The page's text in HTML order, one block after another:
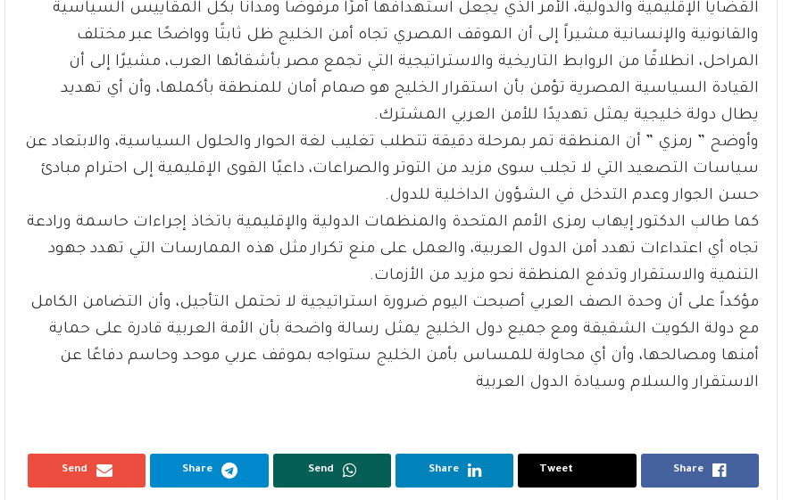
القضايا الإقليمية والدولية، الأمر الذي يجعل استهدافها أمرًا مرفوضًا ومدانًا بكل المقاييس السياسية
والقانونية والإنسانية مشيراً إلى أن الموقف المصري تجاه أمن الخليج ظل ثابتًا وواضحًا عبر مختلف
المراحل، انطلاقًا من الروابط التاريخية والاستراتيجية التي تجمع مصر بأشقائها العرب، مشيرًا إلى أن
القيادة السياسية المصرية تؤمن بأن استقرار الخليج هو صمام أمان للمنطقة بأكملها، وأن أي تهديد
يطال دولة خليجية يمثل تهديدًا للأمن العربي المشترك.
وأوضح ” رمزي ” أن المنطقة تمر بمرحلة دقيقة تتطلب تغليب لغة الحوار والحلول السياسية، والابتعاد عن
سياسات التصعيد التي لا تجلب سوى مزيد من التوتر والصراعات، داعيًا القوى الإقليمية إلى احترام مبادئ
حسن الجوار وعدم التدخل في الشؤون الداخلية للدول.
كما طالب الدكتور إيهاب رمزى الأمم المتحدة والمنظمات الدولية والإقليمية باتخاذ إجراءات حاسمة ورادعة
تجاه أي اعتداءات تهدد أمن الدول العربية، والعمل على منع تكرار مثل هذه الممارسات التي تهدد جهود
التنمية والاستقرار وتدفع المنطقة نحو مزيد من الأزمات.
مؤكداً على أن وحدة الصف العربي أصبحت اليوم ضرورة استراتيجية لا تحتمل التأجيل، وأن التضامن الكامل
مع دولة الكويت الشقيقة ومع جميع دول الخليج يمثل رسالة واضحة بأن الأمة العربية قادرة على حماية
أمنها ومصالحها، وأن أي محاولة للمساس بأمن الخليج ستواجه بموقف عربي موحد وحاسم دفاعًا عن
الاستقرار والسلام وسيادة الدول العربية
Share
Tweet
Share
Send
Share
Send